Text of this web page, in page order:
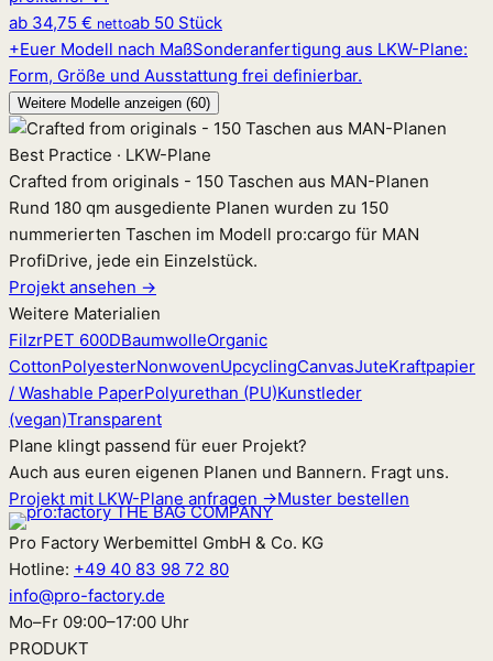
ab 34,75 € nettoab 50 Stück
+Euer Modell nach MaßSonderanfertigung aus LKW-Plane:
Form, Größe und Ausstattung frei definierbar.
Weitere Modelle anzeigen (60)
Best Practice · LKW-Plane
Crafted from originals - 150 Taschen aus MAN-Planen
Rund 180 qm ausgediente Planen wurden zu 150
nummerierten Taschen im Modell pro:cargo für MAN
ProfiDrive, jede ein Einzelstück.
Projekt ansehen →
Weitere Materialien
FilzrPET 600DBaumwolleOrganic
CottonPolyesterNonwovenUpcyclingCanvasJuteKraftpapier
/ Washable PaperPolyurethan (PU)Kunstleder
(vegan)Transparent
Plane klingt passend für euer Projekt?
Auch aus euren eigenen Planen und Bannern. Fragt uns.
Projekt mit LKW-Plane anfragen →Muster bestellen
Pro Factory Werbemittel GmbH & Co. KG
Hotline: +49 40 83 98 72 80
info@pro-factory.de
Mo–Fr 09:00–17:00 Uhr
PRODUKT